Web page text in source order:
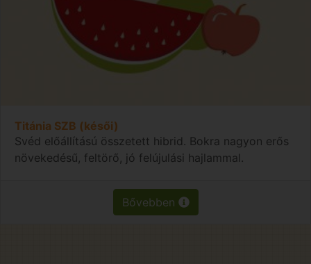
Titánia SZB (késői)
Svéd előállítású összetett hibrid. Bokra nagyon erős
növekedésű, feltörő, jó felújulási hajlammal.
Bővebben